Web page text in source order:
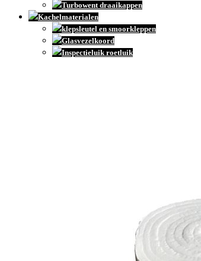
Turbowent draaikappen
Kachelmaterialen
klepsleutel en smoorkleppen
Glasvezelkoord
Inspectieluik roetluik